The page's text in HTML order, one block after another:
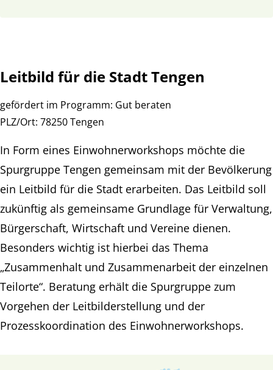
Leitbild für die Stadt Tengen
gefördert im Programm: Gut beraten
PLZ/Ort: 78250 Tengen
In Form eines Einwohnerworkshops möchte die
Spurgruppe Tengen gemeinsam mit der Bevölkerung
ein Leitbild für die Stadt erarbeiten. Das Leitbild soll
zukünftig als gemeinsame Grundlage für Verwaltung,
Bürgerschaft, Wirtschaft und Vereine dienen.
Besonders wichtig ist hierbei das Thema
„Zusammenhalt und Zusammenarbeit der einzelnen
Teilorte“. Beratung erhält die Spurgruppe zum
Vorgehen der Leitbilderstellung und der
Prozesskoordination des Einwohnerworkshops.